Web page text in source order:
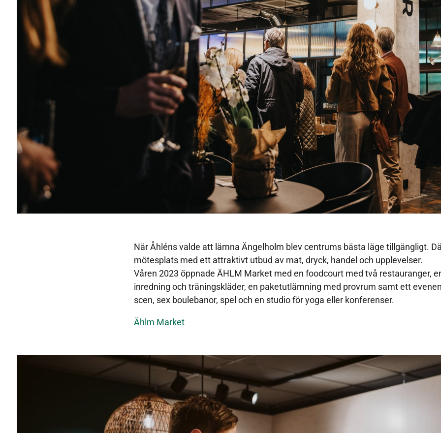
När Åhléns valde att lämna Ängelholm blev centrums bästa läge tillgängligt.
mötesplats med ett attraktivt utbud av mat, dryck, handel och upplevelser.
Våren 2023 öppnade ÄHLM Market med en foodcourt med två restauranger,
inredning och träningskläder, en paketutlämning med provrum samt ett
scen, sex boulebanor, spel och en studio för yoga eller konferenser.
Ählm Market